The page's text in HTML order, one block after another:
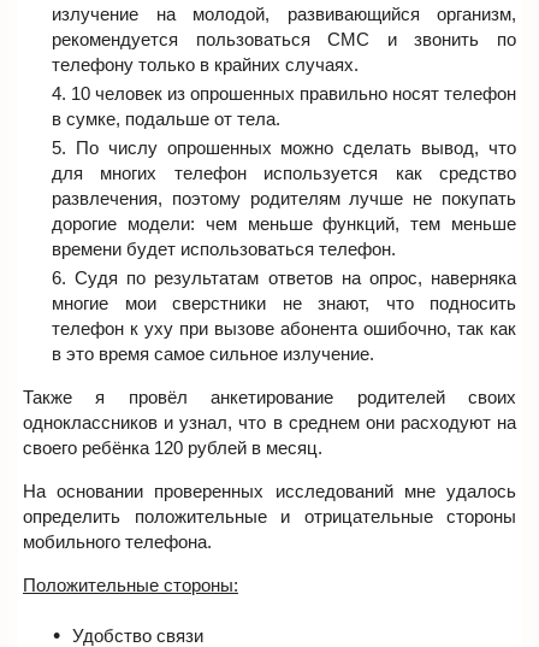
излучение на молодой, развивающийся организм,
рекомендуется пользоваться СМС и звонить по
телефону только в крайних случаях.
10 человек из опрошенных правильно носят телефон
в сумке, подальше от тела.
По числу опрошенных можно сделать вывод, что
для многих телефон используется как средство
развлечения, поэтому родителям лучше не покупать
дорогие модели: чем меньше функций, тем меньше
времени будет использоваться телефон.
Судя по результатам ответов на опрос, наверняка
многие мои сверстники не знают, что подносить
телефон к уху при вызове абонента ошибочно, так как
в это время самое сильное излучение.
Также я провёл анкетирование родителей своих
одноклассников и узнал, что в среднем они расходуют на
своего ребёнка 120 рублей в месяц.
На основании проверенных исследований мне удалось
определить положительные и отрицательные стороны
мобильного телефона.
Положительные стороны:
Удобство связи